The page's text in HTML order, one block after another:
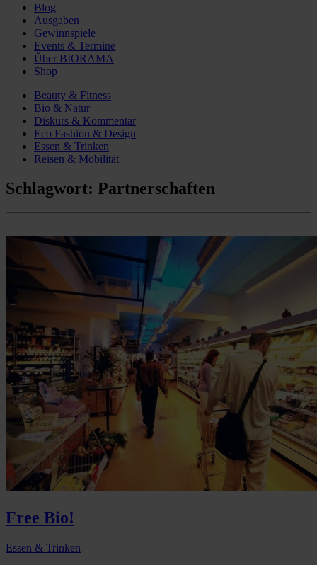
Blog
Ausgaben
Gewinnspiele
Events & Termine
Über BIORAMA
Shop
Beauty & Fitness
Bio & Natur
Diskurs & Kommentar
Eco Fashion & Design
Essen & Trinken
Reisen & Mobilität
Schlagwort: Partnerschaften
Free Bio!
Essen & Trinken